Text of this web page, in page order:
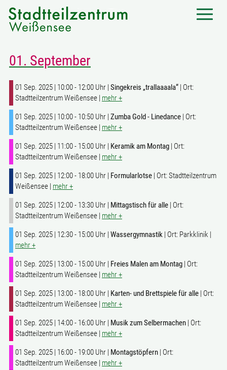
01. September
01 Sep. 2025 | 10:00 - 12:00 Uhr | Singekreis „trallaaaala“ | Ort:
Stadtteilzentrum Weißensee | mehr +
01 Sep. 2025 | 10:00 - 10:50 Uhr | Zumba Gold - Linedance | Ort:
Stadtteilzentrum Weißensee | mehr +
01 Sep. 2025 | 11:00 - 15:00 Uhr | Keramik am Montag | Ort:
Stadtteilzentrum Weißensee | mehr +
01 Sep. 2025 | 12:00 - 18:00 Uhr | Formularlotse | Ort: Stadtteilzentrum
Weißensee | mehr +
01 Sep. 2025 | 12:00 - 13:30 Uhr | Mittagstisch für alle | Ort:
Stadtteilzentrum Weißensee | mehr +
01 Sep. 2025 | 12:30 - 15:00 Uhr | Wassergymnastik | Ort: Parkklinik |
mehr +
01 Sep. 2025 | 13:00 - 15:00 Uhr | Freies Malen am Montag | Ort:
Stadtteilzentrum Weißensee | mehr +
01 Sep. 2025 | 13:00 - 18:00 Uhr | Karten- und Brettspiele für alle | Ort:
Stadtteilzentrum Weißensee | mehr +
01 Sep. 2025 | 14:00 - 16:00 Uhr | Musik zum Selbermachen | Ort:
Stadtteilzentrum Weißensee | mehr +
01 Sep. 2025 | 16:00 - 19:00 Uhr | Montagstöpfern | Ort:
Stadtteilzentrum Weißensee | mehr +